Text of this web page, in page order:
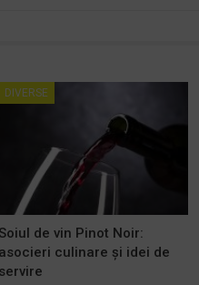
DIVERSE
Soiul de vin Pinot Noir:
asocieri culinare și idei de
servire